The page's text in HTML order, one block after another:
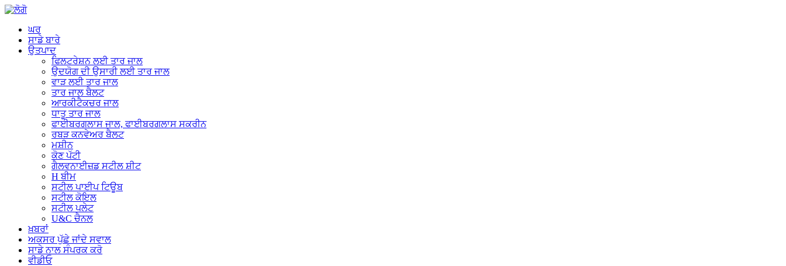
ਘਰ
ਸਾਡੇ ਬਾਰੇ
ਉਤਪਾਦ
ਫਿਲਟਰੇਸ਼ਨ ਲਈ ਤਾਰ ਜਾਲ
ਉਦਯੋਗ ਦੀ ਉਸਾਰੀ ਲਈ ਤਾਰ ਜਾਲ
ਵਾੜ ਲਈ ਤਾਰ ਜਾਲ
ਤਾਰ ਜਾਲ ਬੈਲਟ
ਆਰਕੀਟੈਕਚਰ ਜਾਲ
ਧਾਤੂ ਤਾਰ ਜਾਲ
ਫਾਈਬਰਗਲਾਸ ਜਾਲ, ਫਾਈਬਰਗਲਾਸ ਸਕਰੀਨ
ਰਬੜ ਕਨਵੇਅਰ ਬੈਲਟ
ਮਸ਼ੀਨ
ਕੋਣ ਪੱਟੀ
ਗੈਲਵਨਾਈਜ਼ਡ ਸਟੀਲ ਸ਼ੀਟ
H ਬੀਮ
ਸਟੀਲ ਪਾਈਪ ਟਿਊਬ
ਸਟੀਲ ਕੋਇਲ
ਸਟੀਲ ਪਲੇਟ
U&C ਚੈਨਲ
ਖ਼ਬਰਾਂ
ਅਕਸਰ ਪੁੱਛੇ ਜਾਂਦੇ ਸਵਾਲ
ਸਾਡੇ ਨਾਲ ਸੰਪਰਕ ਕਰੋ
ਵੀਡੀਓ